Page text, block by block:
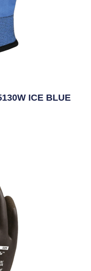
ICE BLUE